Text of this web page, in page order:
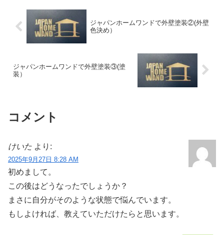
ジャパンホームワンドで外壁塗装②(外壁
色決め）
ジャパンホームワンドで外壁塗装③(塗
装）
コメント
けいた より:
2025年9月27日 8:28 AM
初めまして。
この後はどうなったでしょうか？
まさに自分がそのような状態で悩んでいます。
もしよければ、教えていただけたらと思います。